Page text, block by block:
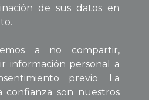
de sus datos en
a no compartir,
información personal a
previo. La
confianza son nuestros